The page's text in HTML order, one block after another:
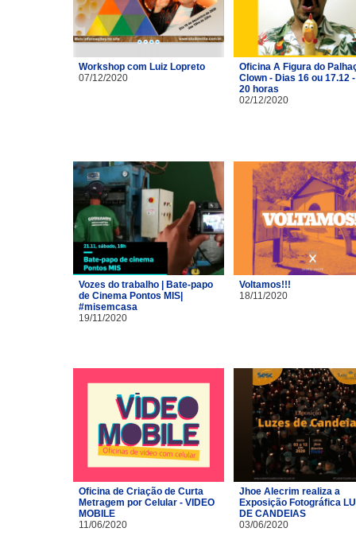
Workshop com Luiz Lopreto
07/12/2020
Oficina A Figura do
Clown - Dias 16 ou 17.12
20 horas
02/12/2020
Vozes do trabalho | Bate-papo
de Cinema Pontos MIS|
#misemcasa
19/11/2020
Voltamos!!!
18/11/2020
Oficina de Criação de Curta
Metragem por Celular - VIDEO
MOBILE
11/06/2020
Jhoe Alecrim realiza a
Exposição Fotográfica
DE CANDEIAS
03/06/2020